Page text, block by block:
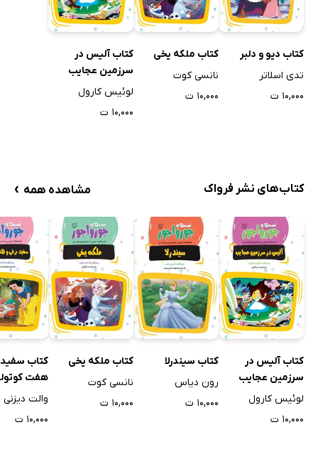
کتاب دیو و دلبر
تدی اسلاتر
۱۰,۰۰۰ ت
کتاب ملکه یخی
نانسی کوت
۱۰,۰۰۰ ت
کتاب آلیس در
سرزمین عجایب
لوئیس کارول
۱۰,۰۰۰ ت
کتاب‌های نشر فرواک مشاهده همه ›
کتاب آلیس در
سرزمین عجایب
لوئیس کارول
۱۰,۰۰۰ ت
کتاب سیندرلا
رون دیاس
۱۰,۰۰۰ ت
کتاب ملکه یخی
نانسی کوت
۱۰,۰۰۰ ت
کتاب
هفت
والت دیزنی
۱۰,۰۰۰ ت